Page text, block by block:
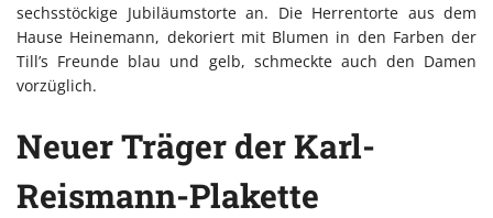
sechsstöckige Jubiläumstorte an. Die Herrentorte aus dem
Hause Heinemann, dekoriert mit Blumen in den Farben der
Till’s Freunde blau und gelb, schmeckte auch den Damen
vorzüglich.
Neuer Träger der Karl-
Reismann-Plakette